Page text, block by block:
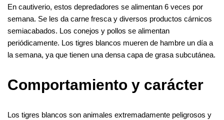
En cautiverio, estos depredadores se alimentan 6 veces por
semana. Se les da carne fresca y diversos productos cárnicos
semiacabados. Los conejos y pollos se alimentan
periódicamente. Los tigres blancos mueren de hambre un día a
la semana, ya que tienen una densa capa de grasa subcutánea.
Comportamiento y carácter
Los tigres blancos son animales extremadamente peligrosos y